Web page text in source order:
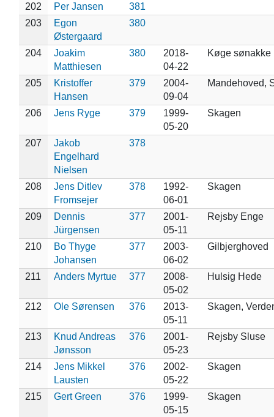
202 Per Jansen
381
203
Egon
Østergaard
380
204
Joakim
Matthiesen
380
2018-
04-22
Køge sønakke
205
Kristoffer
Hansen
379
2004-
09-04
Mandehoved,
206 Jens Ryge 379
1999-
05-20
Skagen
207
Jakob
Engelhard
Nielsen
378
208
Jens Ditlev
Fromsejer
378
1992-
06-01
Skagen
209
Dennis
Jürgensen
377
2001-
05-11
Rejsby Enge
210
Bo Thyge
Johansen
377
2003-
06-02
Gilbjerghoved
211 Anders Myrtue 377
2008-
05-02
Hulsig Hede
212 Ole Sørensen 376
2013-
05-11
Skagen,
213
Knud Andreas
Jønsson
376
2001-
05-23
Rejsby Sluse
214
Jens Mikkel
Lausten
376
2002-
05-22
Skagen
215 Gert Green 376
1999-
05-15
Skagen